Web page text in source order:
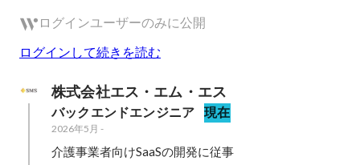
ログインユーザーのみに公開
ログインして続きを読む
株式会社エス・エム・エス
バックエンドエンジニア 現在
2026年5月 -
介護事業者向けSaaSの開発に従事